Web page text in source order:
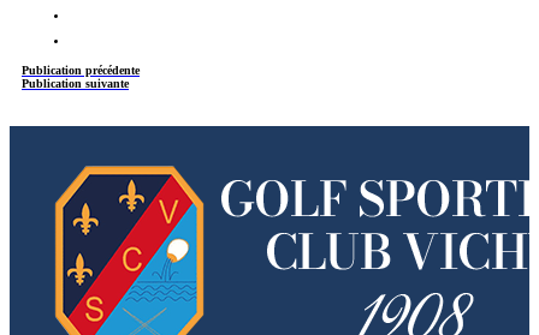
Publication précédente
Publication suivante